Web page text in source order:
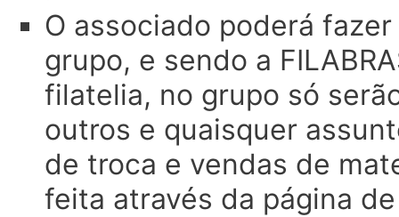
O associado poderá
grupo, e sendo a
filatelia, no grupo só
outros e quaisquer
de troca e vendas de
feita através da página